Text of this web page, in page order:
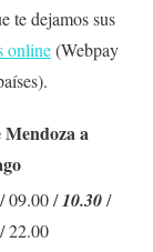
te dejamos sus
online(Webpay
Mendoza a
09.00/10.30/
/ 22.00